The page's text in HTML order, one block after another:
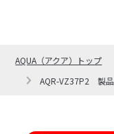
AQUA（アクア）トップ
AQR-VZ37P2 製